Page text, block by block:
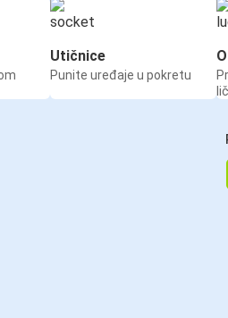
Utičnice
Punite uređaje u pokretu